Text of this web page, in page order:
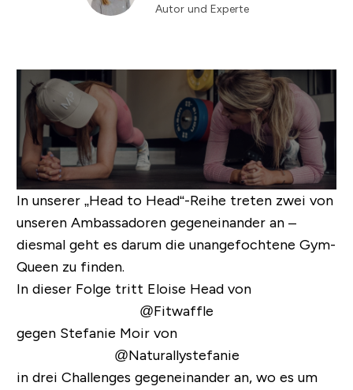
Autor und Experte
In unserer „Head to Head“-Reihe treten zwei von
unseren Ambassadoren gegeneinander an –
diesmal geht es darum die unangefochtene Gym-
Queen zu finden.
In dieser Folge tritt Eloise Head von
@Fitwaffle
gegen Stefanie Moir von
@Naturallystefanie
in drei Challenges gegeneinander an, wo es um